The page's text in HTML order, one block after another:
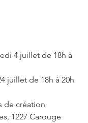
4 juillet de 18h à
juillet de 18h à 20h
de création
1227 Carouge